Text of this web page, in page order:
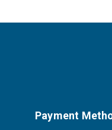
Payment